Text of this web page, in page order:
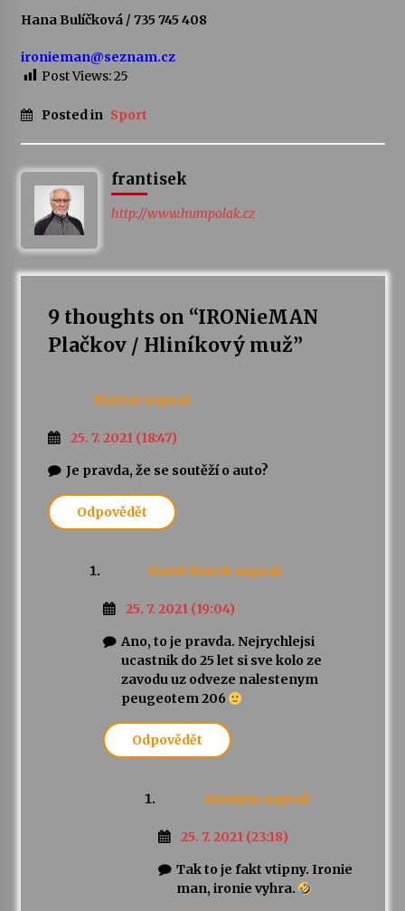
Hana Bulíčková / 735 745 408
ironieman@seznam.cz
Post Views:25
Posted in Sport
frantisek
http://www.humpolak.cz
9 thoughts on “IRONieMAN
Plačkov / Hliníkový muž”
Marťas napsal:
25. 7. 2021 (18:47)
Je pravda, že se soutěží o auto?
Odpovědět
David Marek napsal:
25. 7. 2021 (19:04)
Ano, to je pravda. Nejrychlejsi
ucastnik do 25 let si sve kolo ze
zavodu uz odveze nalestenym
peugeotem 206
Odpovědět
Anonym napsal:
25. 7. 2021 (23:18)
Tak to je fakt vtipny. Ironie
man, ironie vyhra.